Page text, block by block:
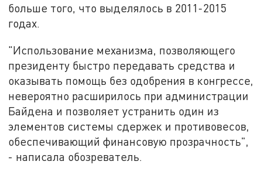
больше того, что выделялось в 2011-2015
годах.
"Использование механизма, позволяющего
президенту быстро передавать средства и
оказывать помощь без одобрения в конгрессе,
невероятно расширилось при администрации
Байдена и позволяет устранить один из
элементов системы сдержек и противовесов,
обеспечивающий финансовую прозрачность",
- написала обозреватель.